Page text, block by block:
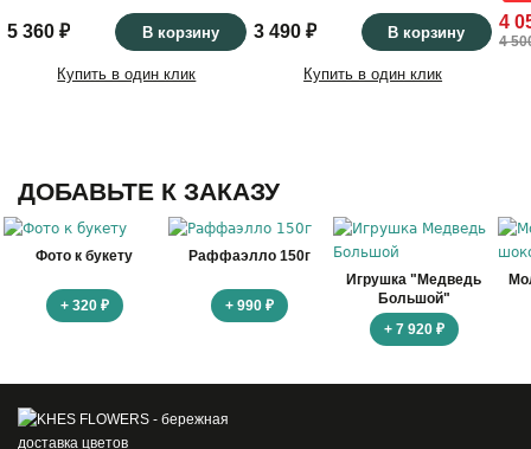
5 360 ₽ В корзину
Купить в один клик
3 490 ₽ В корзину
Купить в один клик
4
4
ДОБАВЬТЕ К ЗАКАЗУ
Фото к букету
+ 320 ₽
Раффаэлло 150г
+ 990 ₽
Игрушка "Медведь
Большой"
+ 7 920 ₽